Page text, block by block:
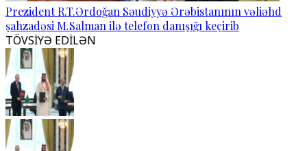
Prezident R.T.Ərdoğan Səudiyyə Ərəbistanının vəliəhd
şahzadəsi M.Salman ilə telefon danışığı keçirib
TÖVSİYƏ EDİLƏN